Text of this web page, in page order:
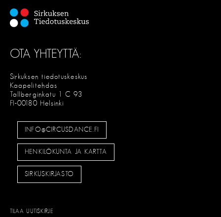
OTA YHTEYTTÄ:
Sirkuksen tiedotuskeskus
Kaapelitehdas
Tallberginkatu 1 C 93
FI-00180 Helsinki
INFO@CIRCUSDANCE.FI
HENKILÖKUNTA JA KARTTA
SIRKUSKIRJASTO
TILAA UUTISKIRJE